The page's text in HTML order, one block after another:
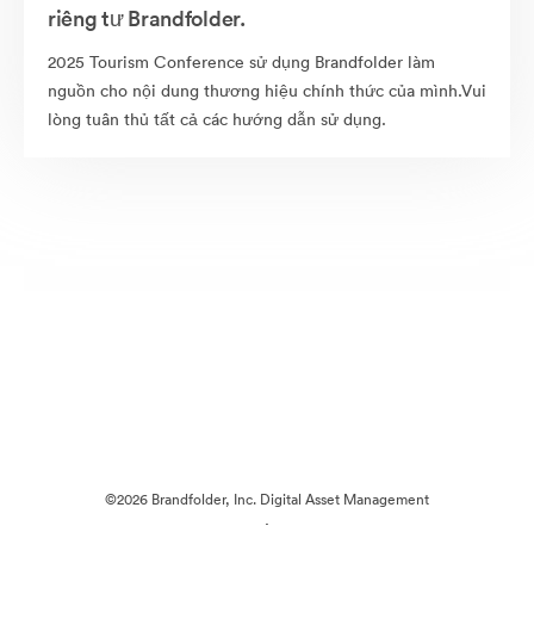
riêng tư Brandfolder.
2025 Tourism Conference sử dụng Brandfolder làm
nguồn cho nội dung thương hiệu chính thức của mình.Vui
lòng tuân thủ tất cả các hướng dẫn sử dụng.
©2026 Brandfolder, Inc. Digital Asset Management
·